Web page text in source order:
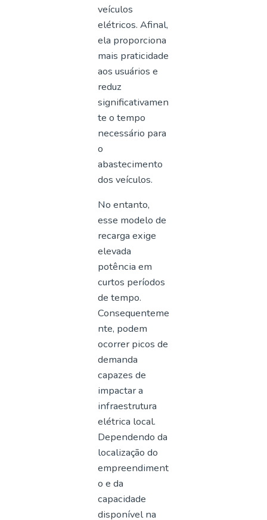
veículos
elétricos. Afinal,
ela proporciona
mais praticidade
aos usuários e
reduz
significativamen
te o tempo
necessário para
o
abastecimento
dos veículos.
No entanto,
esse modelo de
recarga exige
elevada
potência em
curtos períodos
de tempo.
Consequenteme
nte, podem
ocorrer picos de
demanda
capazes de
impactar a
infraestrutura
elétrica local.
Dependendo da
localização do
empreendiment
o e da
capacidade
disponível na